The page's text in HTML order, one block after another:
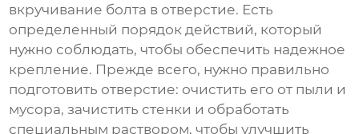
вкручивание болта в отверстие. Есть
определенный порядок действий, который
нужно соблюдать, чтобы обеспечить надежное
крепление. Прежде всего, нужно правильно
подготовить отверстие: очистить его от пыли и
мусора, зачистить стенки и обработать
специальным раствором, чтобы улучшить